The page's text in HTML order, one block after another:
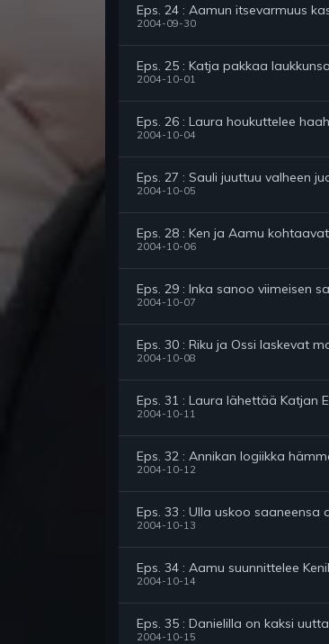
Eps. 24 : Aamun itsevarmuus
2004-09-30
Eps. 25 : Katja pakkaa laukkunsa
2004-10-01
Eps. 26 : Laura houkuttelee
2004-10-04
Eps. 27 : Sauli juuttuu valheen
2004-10-05
Eps. 28 : Ken ja Aamu
2004-10-06
Eps. 29 : Inka sanoo viimeisen
2004-10-07
Eps. 30 : Riku ja Ossi laskevat
2004-10-08
Eps. 31 : Laura lähettää Katjan
2004-10-11
Eps. 32 : Annikan logiikka
2004-10-12
Eps. 33 : Ulla uskoo saaneensa
2004-10-13
Eps. 34 : Aamu suunnittelee
2004-10-14
Eps. 35 : Danielilla on kaksi
2004-10-15